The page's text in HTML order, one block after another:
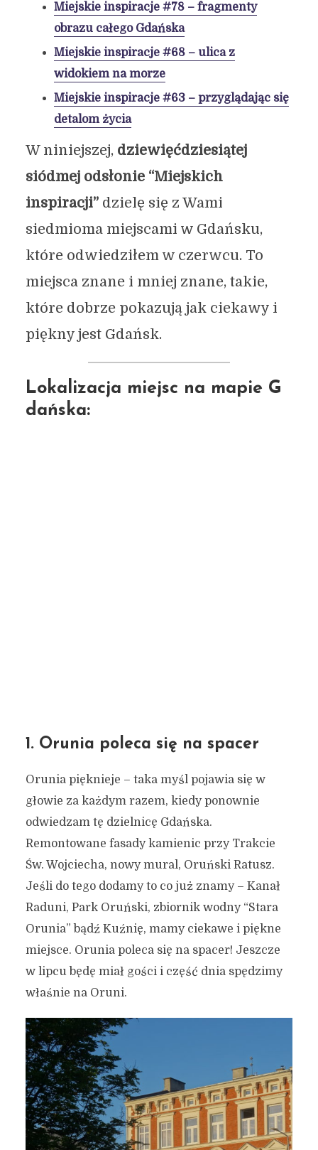
Miejskie inspiracje #78 – fragmenty
obrazu całego Gdańska
Miejskie inspiracje #68 – ulica z
widokiem na morze
Miejskie inspiracje #63 – przyglądając się
detalom życia
W niniejszej, dziewięćdziesiątej
siódmej odsłonie “Miejskich
inspiracji”dzielę się z Wami
siedmioma miejscami w Gdańsku,
które odwiedziłem w czerwcu. To
miejsca znane i mniej znane, takie,
które dobrze pokazują jak ciekawy i
piękny jest Gdańsk.
Lokalizacja miejsc na mapie G
dańska:
1. Orunia poleca się na spacer
Orunia pięknieje – taka myśl pojawia się w
głowie za każdym razem, kiedy ponownie
odwiedzam tę dzielnicę Gdańska.
Remontowane fasady kamienic przy Trakcie
Św. Wojciecha, nowy mural, Oruński Ratusz.
Jeśli do tego dodamy to co już znamy – Kanał
Raduni, Park Oruński, zbiornik wodny “Stara
Orunia” bądź Kuźnię, mamy ciekawe i piękne
miejsce. Orunia poleca się na spacer! Jeszcze
w lipcu będę miał gości i część dnia spędzimy
właśnie na Oruni.